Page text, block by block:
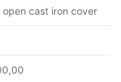
open cast iron cover